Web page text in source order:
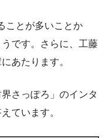
ことが多いことか
です。さらに、工藤
あたります。
さっぽろ」のインタ
ています。